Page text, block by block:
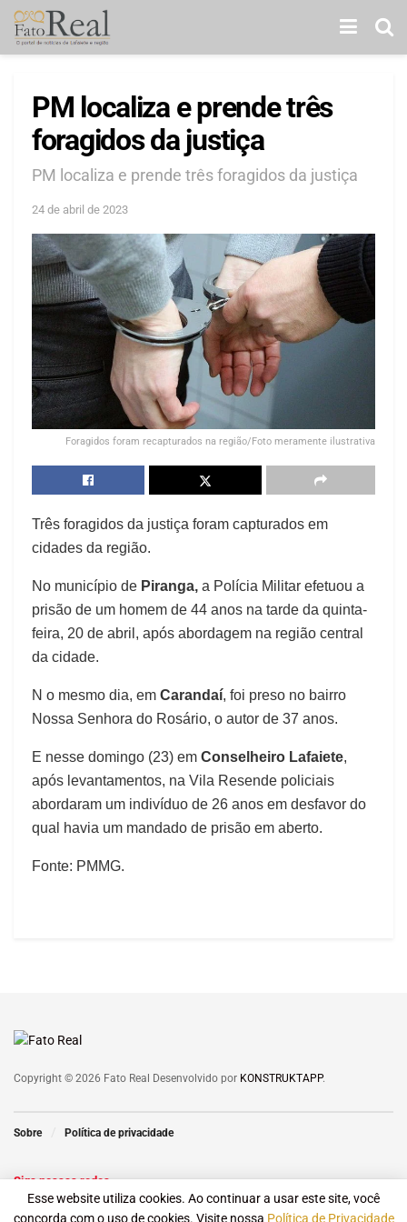
PM localiza e prende três
foragidos da justiça
PM localiza e prende três foragidos da justiça
24 de abril de 2023
Foragidos foram recapturados na região/Foto meramente ilustrativa
Três foragidos da justiça foram capturados em
cidades da região.
No município de Piranga, a Polícia Militar efetuou a
prisão de um homem de 44 anos na tarde da quinta-
feira, 20 de abril, após abordagem na região central
da cidade.
N o mesmo dia, em Carandaí, foi preso no bairro
Nossa Senhora do Rosário, o autor de 37 anos.
E nesse domingo (23) em Conselheiro Lafaiete,
após levantamentos, na Vila Resende policiais
abordaram um indivíduo de 26 anos em desfavor do
qual havia um mandado de prisão em aberto.
Fonte: PMMG.
Copyright © 2026 Fato Real Desenvolvido por KONSTRUKTAPP.
Sobre Política de privacidade
Siga nossas redes
Esse website utiliza cookies. Ao continuar a usar este site, você
concorda com o uso de cookies. Visite nossa Política de Privacidade